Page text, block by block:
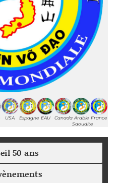
USA Espagne EAU Canada Arabie
Saoudite
France
50 ans